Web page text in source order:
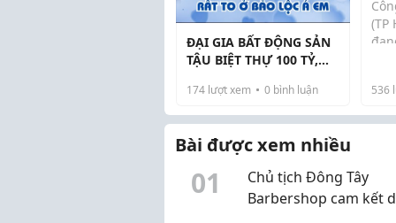
ĐẠI GIA BẤT ĐỘNG SẢN
TẬU BIỆT THỰ 100 TỶ,
THỤ
174 lượt xem 0 bình luận
(TP
đất
(TP
536
Bài được xem nhiều
01
Chủ tịch Đông Tây
Barbershop cam kết